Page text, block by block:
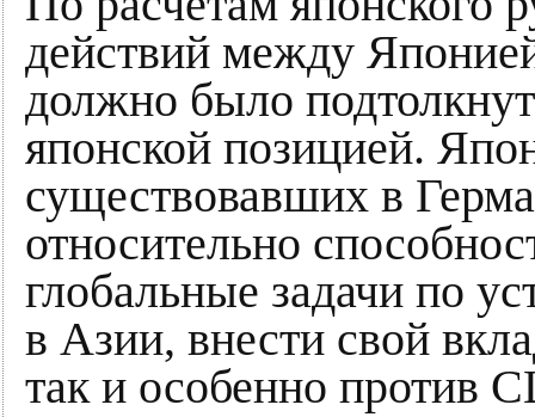
действий между
должно было
японской позицией.
существовавших в
относительно
глобальные задачи по
в Азии, внести свой
так и особенно против